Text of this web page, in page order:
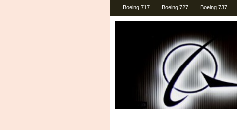
Boeing 717 Boeing 727 Boeing 737